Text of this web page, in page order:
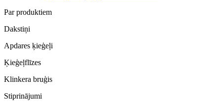
Par produktiem
Dakstiņi
Apdares ķieģeļi
Ķieģeļflīzes
Klinkera bruģis
Stiprinājumi